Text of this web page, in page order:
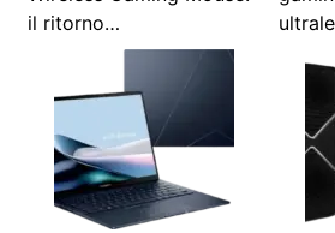
il ritorno…